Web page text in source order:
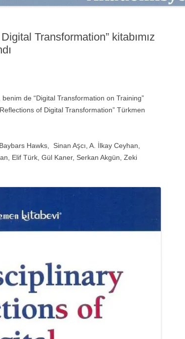
INTERDISCIPLINARY
HIZLI MODA TÜKETICILERININ
MAĞAZA ATMOSFERINE
PAZARLAMADA YENI USTALIK
SATMAK
Transformation” kitabımız
benim de “Digital Transformation on Training”
of Digital Transformation” Türkmen
Hawks, Sinan Aşcı, A. İlkay Ceyhan,
Elif Türk, Gül Kaner, Serkan Akgün, Zeki